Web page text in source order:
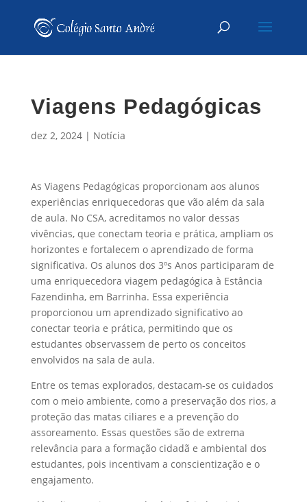
Viagens Pedagógicas
dez 2, 2024| Notícia
As Viagens Pedagógicas proporcionam aos alunos
experiências enriquecedoras que vão além da sala
de aula. No CSA, acreditamos no valor dessas
vivências, que conectam teoria e prática, ampliam os
horizontes e fortalecem o aprendizado de forma
significativa. Os alunos dos 3ºs Anos participaram de
uma enriquecedora viagem pedagógica à Estância
Fazendinha, em Barrinha. Essa experiência
proporcionou um aprendizado significativo ao
conectar teoria e prática, permitindo que os
estudantes observassem de perto os conceitos
envolvidos na sala de aula.
Entre os temas explorados, destacam-se os cuidados
com o meio ambiente, como a preservação dos rios, a
proteção das matas ciliares e a prevenção do
assoreamento. Essas questões são de extrema
relevância para a formação cidadã e ambiental dos
estudantes, pois incentivam a conscientização e o
engajamento.